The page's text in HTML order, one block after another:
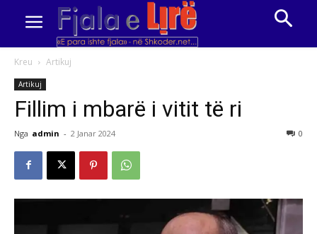
Kreu Artikuj
Artikuj
Fillim i mbarë i vitit të ri
Nga admin - 2 Janar 2024 0